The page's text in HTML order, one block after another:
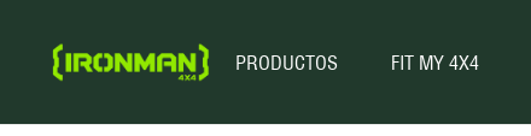
PRODUCTOS FIT MY 4X4